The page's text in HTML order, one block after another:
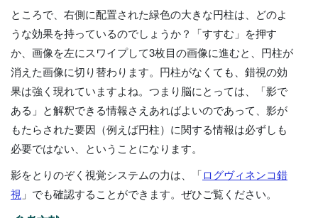
ところで、右側に配置された緑色の大きな円柱は、どのよ
うな効果を持っているのでしょうか？「すすむ」を押す
か、画像を左にスワイプして3枚目の画像に進むと、円柱が
消えた画像に切り替わります。円柱がなくても、錯視の効
果は強く現れていますよね。つまり脳にとっては、「影で
ある」と解釈できる情報さえあればよいのであって、影が
もたらされた要因（例えば円柱）に関する情報は必ずしも
必要ではない、ということになります。
影をとりのぞく視覚システムの力は、「ログヴィネンコ錯
視 」でも確認することができます。ぜひご覧ください。